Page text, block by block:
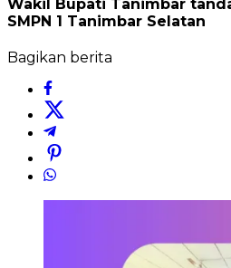
Wakil Bupati Tanimbar
SMPN 1 Tanimbar Selatan
Bagikan berita